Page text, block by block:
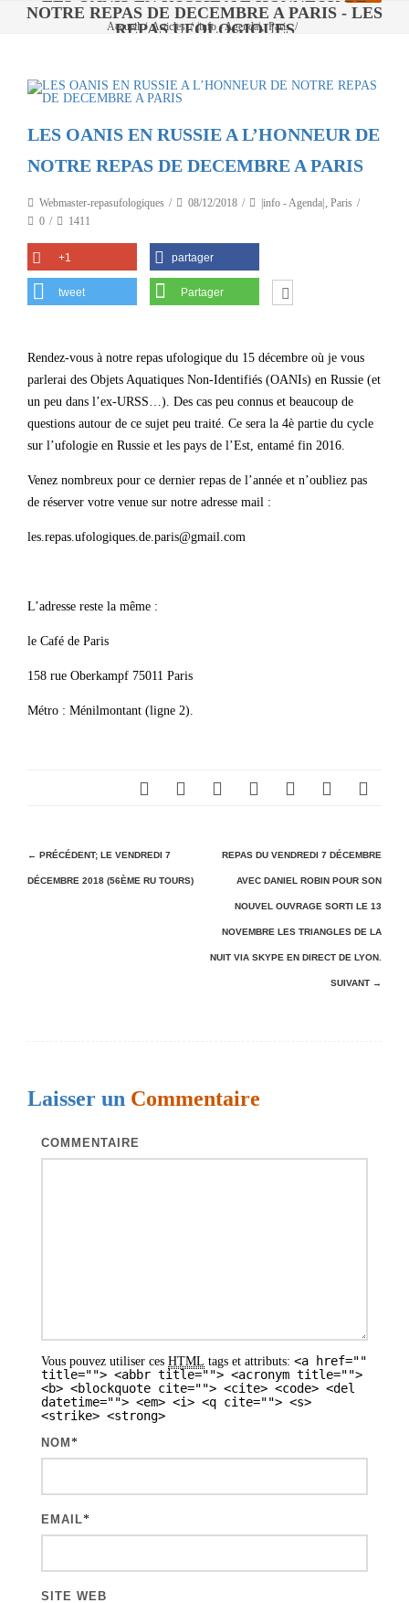
NOTRE REPAS DE DECEMBRE A PARIS - LES
REPAS UFOLOGIQUES
Accueil / Articles / |info - Agenda|,Paris /
LES OANIS EN RUSSIE A L’HONNEUR DE
NOTRE REPAS DE DECEMBRE A PARIS
Webmaster-repasufologiques 08/12/2018 |info - Agenda| , Paris
0
1411
+1 partager
tweet Partager
Rendez-vous à notre repas ufologique du 15 décembre où je vous
parlerai des Objets Aquatiques Non-Identifiés (OANIs) en Russie (et
un peu dans l’ex-URSS…). Des cas peu connus et beaucoup de
questions autour de ce sujet peu traité. Ce sera la 4è partie du cycle
sur l’ufologie en Russie et les pays de l’Est, entamé fin 2016.
Venez nombreux pour ce dernier repas de l’année et n’oubliez pas
de réserver votre venue sur notre adresse mail :
les.repas.ufologiques.de.paris@gmail.com
L’adresse reste la même :
le Café de Paris
158 rue Oberkampf 75011 Paris
Métro : Ménilmontant (ligne 2).
N
a
o
← PRÉCÉDENT; LE VENDREDI 7
DÉCEMBRE 2018 (56ÈME RU TOURS)
REPAS DU VENDREDI 7 DÉCEMBRE
AVEC DANIEL ROBIN POUR SON
NOUVEL OUVRAGE SORTI LE 13
NOVEMBRE LES TRIANGLES DE LA
NUIT VIA SKYPE EN DIRECT DE LYON.
SUIVANT →
Laisser un Commentaire
COMMENTAIRE
Vous pouvez utiliser ces HTML tags et attributs: <a href=""
title=""> <abbr title=""> <acronym title="">
<b> <blockquote cite=""> <cite> <code> <del
datetime=""> <em> <i> <q cite=""> <s>
<strike> <strong>
NOM *
EMAIL*
SITE WEB